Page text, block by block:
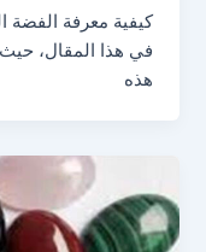
كيفية معرفة الفضة
في هذا المقال،
هذه